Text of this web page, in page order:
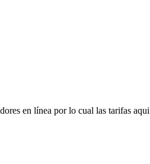
en línea por lo cual las tarifas